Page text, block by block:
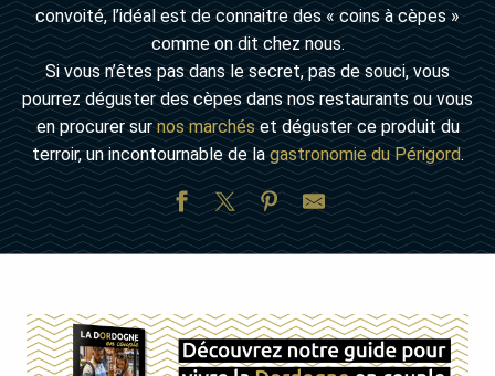
convoité, l’idéal est de connaitre des « coins à cèpes »
comme on dit chez nous.
Si vous n’êtes pas dans le secret, pas de souci, vous
pourrez déguster des cèpes dans nos restaurants ou vous
en procurer surnos marchéset déguster ce produit du
terroir, un incontournable de lagastronomie du Périgord.